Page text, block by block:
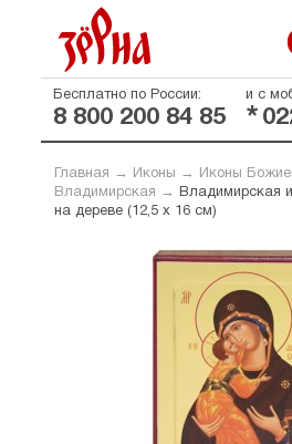
Бесплатно по России:
8 800 200 84 85
и с
*
Главная → Иконы → Иконы
Владимирская →
Владимирская
на дереве (12,5 х 16 см)